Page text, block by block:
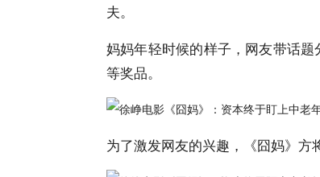
夫。
妈妈年轻时候的样子，网友带话
等奖品。
为了激发网友的兴趣，《囧妈》方